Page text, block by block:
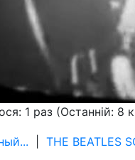
1 раз (Останній: 8
THE BEATLES